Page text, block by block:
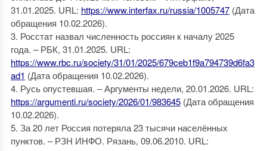
31.01.2025. URL: https://www.interfax.ru/russia/1005747(Дата
обращения 10.02.2026).
3. Росстат назвал численность россиян к началу 2025
года. – РБК, 31.01.2025. URL:
https://www.rbc.ru/society/31/01/2025/679ceb1f9a794739d6fa3
ad1 (Дата обращения 10.02.2026).
4. Русь опустевшая. – Аргументы недели, 20.01.2026. URL:
https://argumenti.ru/society/2026/01/983645(Дата обращения
10.02.2026).
5. За 20 лет Россия потеряла 23 тысячи населённых
пунктов. – РЗН ИНФО. Рязань, 09.06.2010. URL: